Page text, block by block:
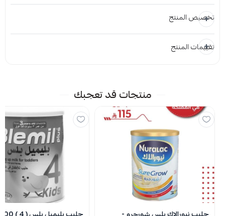
تخصيص المنتج
المرفقات
اسحب و افلت الملف هنا
تقييمات المنتج
لا توجد تقييمات حاليا
منتجات قد تعجبك